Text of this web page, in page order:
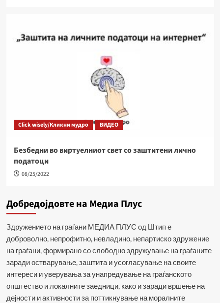
Click wisely/Кликни мудро ВИДЕО
Безбедни во виртуелниот свет со заштитени лично
податоци
08/25/2022
Добредојдовте на Медиа Плус
Здружението на граѓани МЕДИА ПЛУС од Штип е
доброволно, непрофитно, невладино, непартиско здружение
на граѓани, формирано со слободно здружување на граѓаните
заради остварување, заштита и усогласување на своите
интереси и уверувања за унапредување на граѓанското
општество и локалните заедници, како и заради вршење на
дејности и активности за поттикнување на моралните